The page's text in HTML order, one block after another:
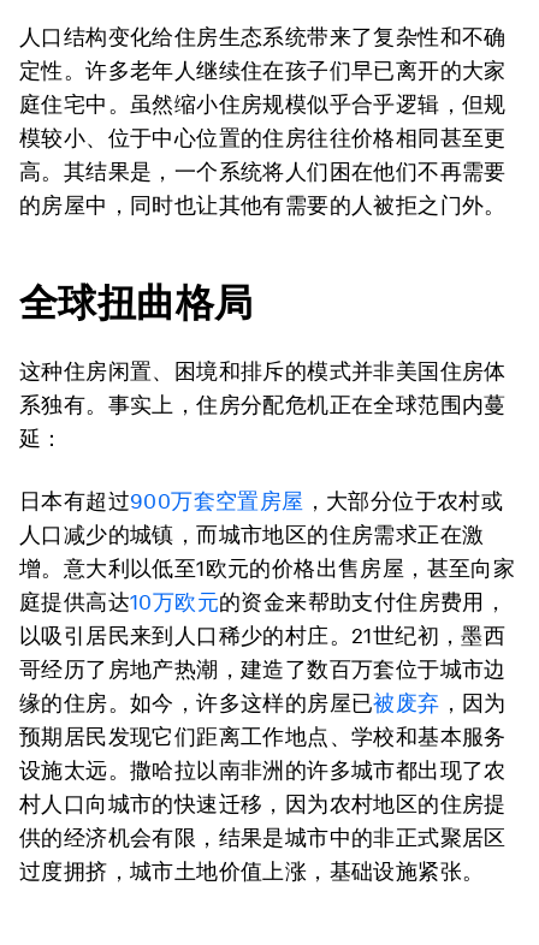
人口结构变化给住房生态系统带来了复杂性和不确
定性。许多老年人继续住在孩子们早已离开的大家
庭住宅中。虽然缩小住房规模似乎合乎逻辑，但规
模较小、位于中心位置的住房往往价格相同甚至更
高。其结果是，一个系统将人们困在他们不再需要
的房屋中，同时也让其他有需要的人被拒之门外。
全球扭曲格局
这种住房闲置、困境和排斥的模式并非美国住房体
系独有。事实上，住房分配危机正在全球范围内蔓
延：
日本有超过900万套空置房屋 ，大部分位于农村或
人口减少的城镇，而城市地区的住房需求正在激
增。意大利以低至1欧元的价格出售房屋，甚至向家
庭提供高达10万欧元的资金来帮助支付住房费用，
以吸引居民来到人口稀少的村庄。21世纪初，墨西
哥经历了房地产热潮，建造了数百万套位于城市边
缘的住房。如今，许多这样的房屋已被废弃 ，因为
预期居民发现它们距离工作地点、学校和基本服务
设施太远。撒哈拉以南非洲的许多城市都出现了农
村人口向城市的快速迁移，因为农村地区的住房提
供的经济机会有限，结果是城市中的非正式聚居区
过度拥挤，城市土地价值上涨，基础设施紧张。